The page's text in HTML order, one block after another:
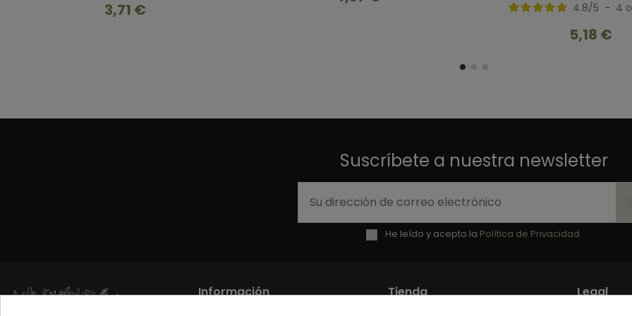
3,71 € 4.8/5 - 4
5,18 €
Suscríbete a nuestra newsletter
He leído y acepto la Política de Privacidad.
Información Tienda Legal